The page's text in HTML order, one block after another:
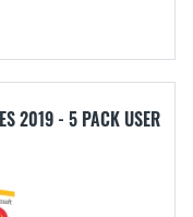
2019 - 5 PACK USER